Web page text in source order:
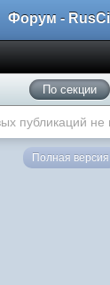
По секции
публикаций не
Полная версия